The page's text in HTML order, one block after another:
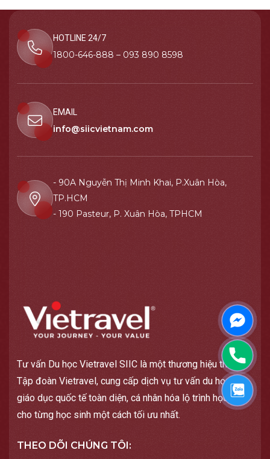
HOTLINE 24/7
1800-646-888 – 093 890 8598
EMAIL
info@siicvietnam.com
- 90A Nguyễn Thị Minh Khai, P.Xuân Hòa,
TP.HCM
- 190 Pasteur, P. Xuân Hòa, TPHCM
Tư vấn Du học Vietravel SIIC là một thương hiệu thuộc
Tập đoàn Vietravel, cung cấp dịch vụ tư vấn du học và
giáo dục quốc tế toàn diện, cá nhân hóa lộ trình học tập
cho từng học sinh một cách tối ưu nhất.
THEO DÕI CHÚNG TÔI:
Phone
Zalo